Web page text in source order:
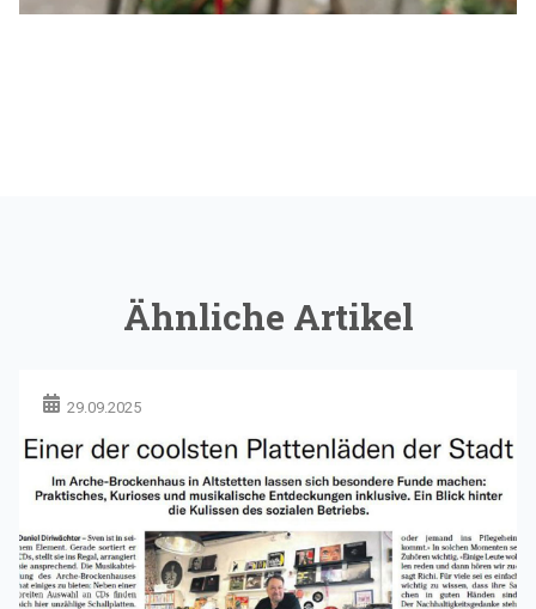
Ähnliche Artikel
29.09.2025